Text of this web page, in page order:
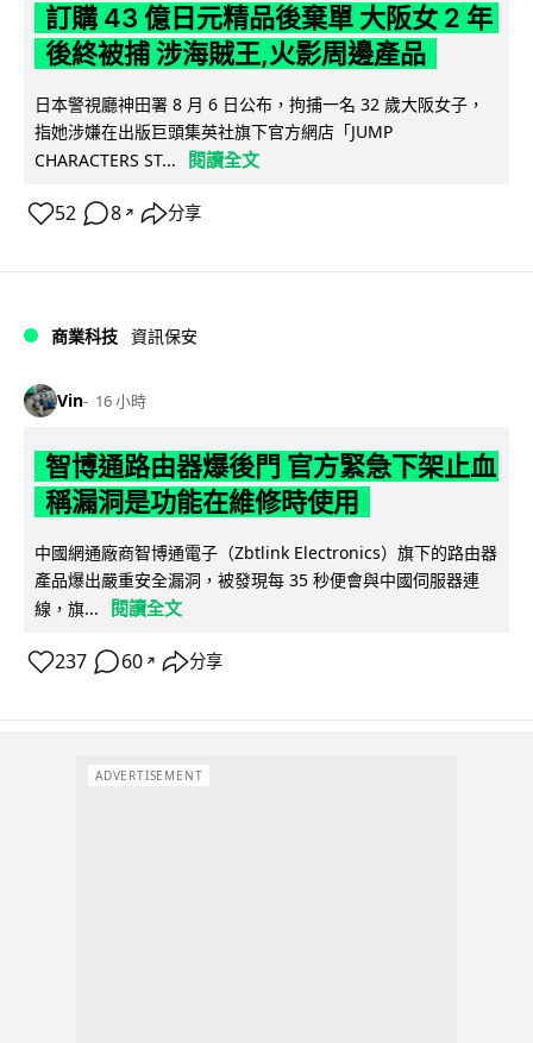
訂購 43 億日元精品後棄單 大阪女 2 年
後終被捕 涉海賊王,火影周邊產品
日本警視廳神田署 8 月 6 日公布，拘捕一名 32 歲大阪女子，
指她涉嫌在出版巨頭集英社旗下官方網店「JUMP
CHARACTERS ST...
閱讀全文
52 8 ↗ 分享
商業科技 資訊保安
Vin 16 小時
智博通路由器爆後門 官方緊急下架止血
稱漏洞是功能在維修時使用
中國網通廠商智博通電子（Zbtlink Electronics）旗下的路由器
產品爆出嚴重安全漏洞，被發現每 35 秒便會與中國伺服器連
線，旗...
閱讀全文
237 60 ↗ 分享
ADVERTISEMENT